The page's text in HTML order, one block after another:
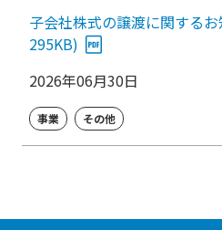
子会社株式の譲渡に関する
295KB)
2026年06月30日
事業 その他